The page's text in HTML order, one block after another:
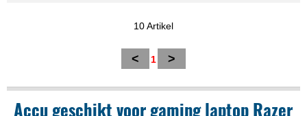
10 Artikel
< 1 >
Accu geschikt voor gaming laptop Razer